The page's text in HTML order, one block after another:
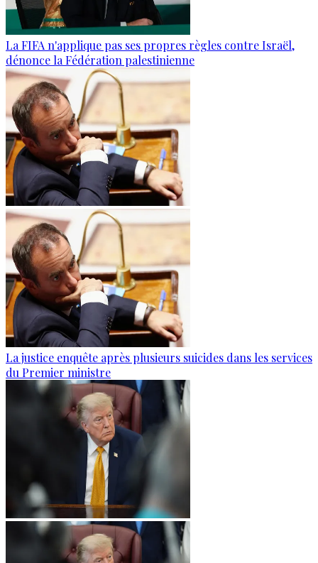
La FIFA n'applique pas ses propres règles contre Israël,
dénonce la Fédération palestinienne
La justice enquête après plusieurs suicides dans les services
du Premier ministre